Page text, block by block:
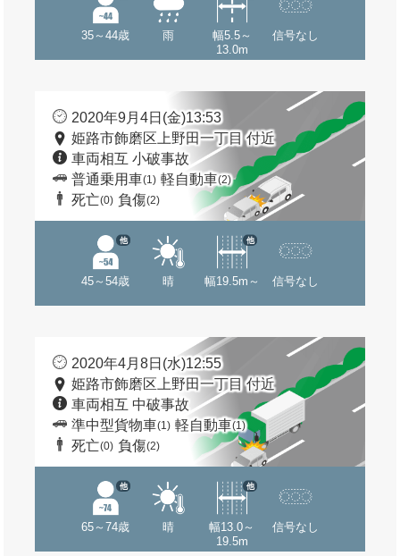
35～44歳 雨
幅5.5～
13.0m
信号なし
2020年9月4日(金)13:53
姫路市飾磨区上野田一丁目 付近
車両相互 小破事故
普通乗用車(1) 軽自動車(2)
死亡(0) 負傷(2)
45～54歳
他
晴 幅19.5m～
他
信号なし
2020年4月8日(水)12:55
姫路市飾磨区上野田一丁目 付近
車両相互 中破事故
準中型貨物車(1) 軽自動車(1)
死亡(0) 負傷(2)
65～74歳
他
晴
幅13.0～
19.5m
他
信号なし